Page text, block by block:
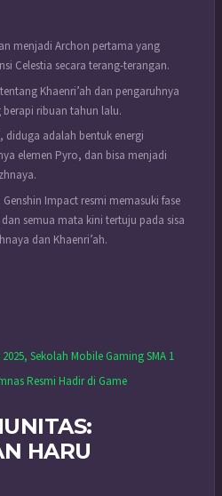
menjadi Archon pertama yang
Celestia secara terang-terangan.
Khaenri’ah dan pengaruhnya
ribuan tahun lalu.
diduga adalah bentuk energi
elemen Pyro, dan bisa menjadi
Impact resmi memasuki fase
semua mata kini tertuju pada sisa
dan Khaenri’ah.
Sekolah Mobile Gaming SMA 1
Resmi Hadir di Game
HARU